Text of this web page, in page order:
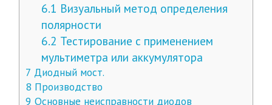
6.1 Визуальный метод определения
полярности
6.2 Тестирование с применением
мультиметра или аккумулятора
7 Диодный мост.
8 Производство
9 Основные неисправности диодов